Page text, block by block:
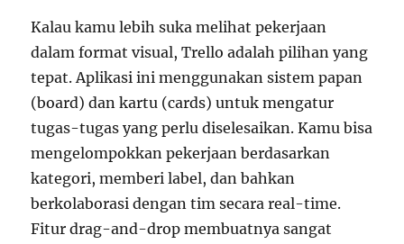
Kalau kamu lebih suka melihat pekerjaan
dalam format visual, Trello adalah pilihan yang
tepat. Aplikasi ini menggunakan sistem papan
(board) dan kartu (cards) untuk mengatur
tugas-tugas yang perlu diselesaikan. Kamu bisa
mengelompokkan pekerjaan berdasarkan
kategori, memberi label, dan bahkan
berkolaborasi dengan tim secara real-time.
Fitur drag-and-drop membuatnya sangat